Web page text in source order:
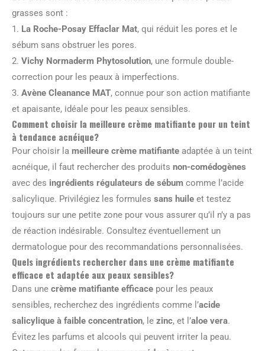
grasses sont :
1. La Roche-Posay Effaclar Mat, qui réduit les pores et le
sébum sans obstruer les pores.
2. Vichy Normaderm Phytosolution, une formule double-
correction pour les peaux à imperfections.
3. Avène Cleanance MAT, connue pour son action matifiante
et apaisante, idéale pour les peaux sensibles.
Comment choisir la meilleure crème matifiante pour un teint
à tendance acnéique?
Pour choisir la meilleure crème matifiante adaptée à un teint
acnéique, il faut rechercher des produits non-comédogènes
avec des ingrédients régulateurs de sébum comme l’acide
salicylique. Privilégiez les formules sans huile et testez
toujours sur une petite zone pour vous assurer qu’il n’y a pas
de réaction indésirable. Consultez éventuellement un
dermatologue pour des recommandations personnalisées.
Quels ingrédients rechercher dans une crème matifiante
efficace et adaptée aux peaux sensibles?
Dans une crème matifiante efficace pour les peaux
sensibles, recherchez des ingrédients comme l’acide
salicylique à faible concentration, le zinc, et l’aloe vera.
Évitez les parfums et alcools qui peuvent irriter la peau.